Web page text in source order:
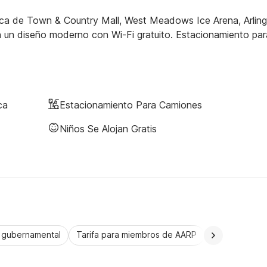
de Town & Country Mall, West Meadows Ice Arena,
diseño moderno con Wi-Fi gratuito. Estacionamiento
Estacionamiento Para Camiones
Niños Se Alojan Gratis
Tarifa para miembros de AARP